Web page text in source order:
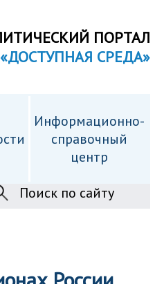
ПОРТАЛ
«ДОСТУПНАЯ СРЕДА»
Информационно-
справочный
центр
Поиск по сайту